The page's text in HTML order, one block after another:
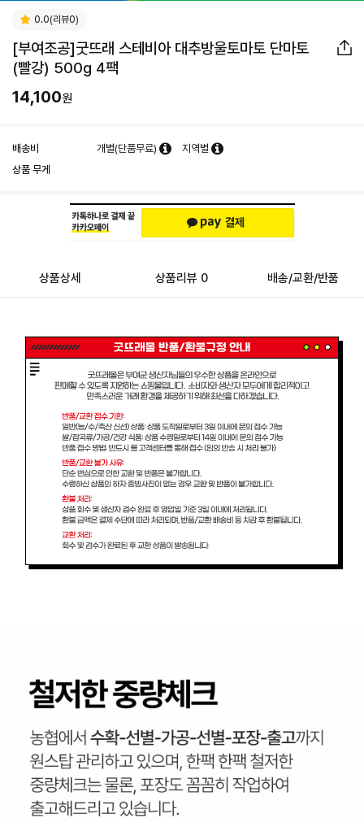
0.0(리뷰0)
[부여조공]굿뜨래 스테비아 대추방울토마토 단마토
(빨강) 500g 4팩
14,100원
배송비 개별(단품무료)
지역별
상품 무게
상품상세 상품리뷰 0 배송/교환/반품